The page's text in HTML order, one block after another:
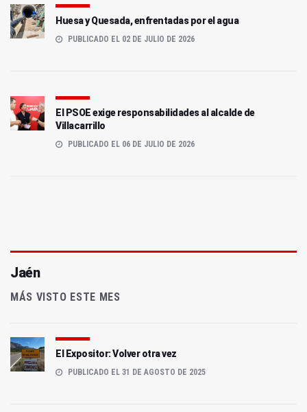
Huesa y Quesada, enfrentadas por el agua
PUBLICADO EL 02 DE JULIO DE 2026
El PSOE exige responsabilidades al alcalde de
Villacarrillo
PUBLICADO EL 06 DE JULIO DE 2026
Jaén
MÁS VISTO ESTE MES
El Expositor: Volver otra vez
PUBLICADO EL 31 DE AGOSTO DE 2025